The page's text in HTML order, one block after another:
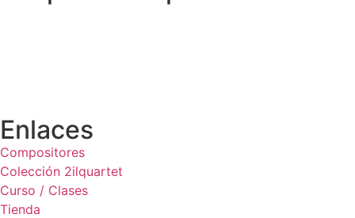
Enlaces
Compositores
Colección 2ilquartet
Curso / Clases
Tienda